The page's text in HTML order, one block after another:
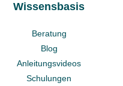
Wissensbasis
Beratung
Blog
Anleitungsvideos
Schulungen